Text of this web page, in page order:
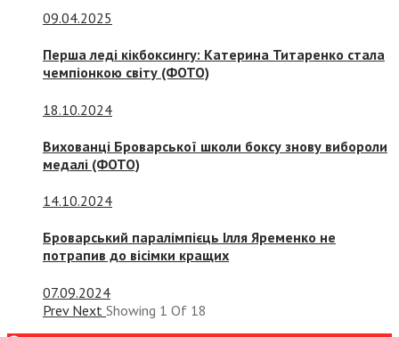
09.04.2025
Перша леді кікбоксингу: Катерина Титаренко стала
чемпіонкою світу (ФОТО)
18.10.2024
Вихованці Броварської школи боксу знову вибороли
медалі (ФОТО)
14.10.2024
Броварський паралімпієць Ілля Яременко не
потрапив до вісімки кращих
07.09.2024
Prev Next Showing 1 Of 18